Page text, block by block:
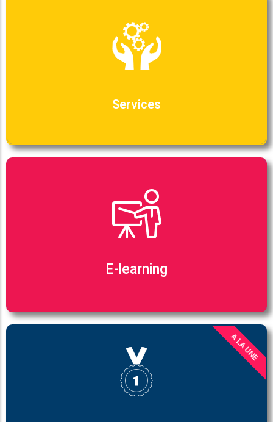
Services
E-learning
A LA UNE